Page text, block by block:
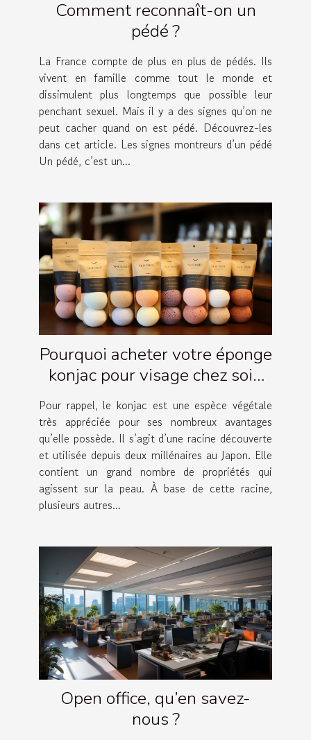
Comment reconnaît-on un
pédé ?
La France compte de plus en plus de pédés. Ils
vivent en famille comme tout le monde et
dissimulent plus longtemps que possible leur
penchant sexuel. Mais il y a des signes qu’on ne
peut cacher quand on est pédé. Découvrez-les
dans cet article. Les signes montreurs d’un pédé
Un pédé, c’est un...
Pourquoi acheter votre éponge
konjac pour visage chez soin
Amalthée ?
Pour rappel, le konjac est une espèce végétale
très appréciée pour ses nombreux avantages
qu’elle possède. Il s’agit d’une racine découverte
et utilisée depuis deux millénaires au Japon. Elle
contient un grand nombre de propriétés qui
agissent sur la peau. À base de cette racine,
plusieurs autres...
Open office, qu’en savez-
nous ?